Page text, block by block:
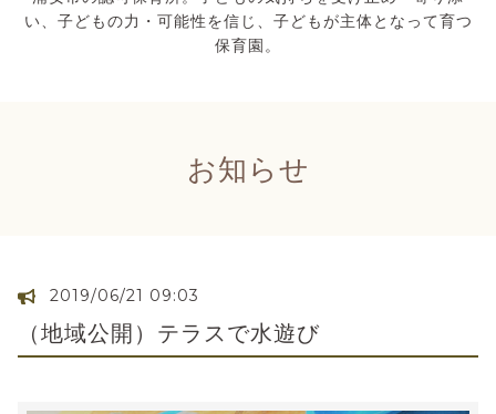
い、子どもの力・可能性を信じ、子どもが主体となって育つ
保育園。
お知らせ
2019/06/21 09:03
（地域公開）テラスで水遊び